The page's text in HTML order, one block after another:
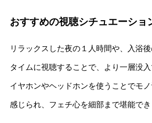
おすすめの視聴シチュエーショ
リラックスした夜の１人時間や、入浴
タイムに視聴することで、より一層没入
イヤホンやヘッドホンを使うことでモ
感じられ、フェチ心を細部まで堪能でき